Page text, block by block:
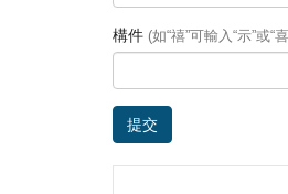
構件 (如“禧”可輸入“示”或“
提交